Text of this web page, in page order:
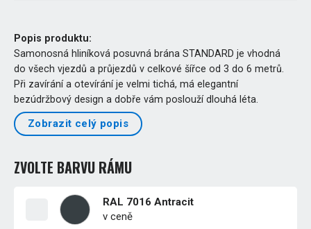
Popis produktu:
Samonosná hliníková posuvná brána STANDARD je vhodná
do všech vjezdů a průjezdů v celkové šířce od 3 do 6 metrů.
Při zavírání a otevírání je velmi tichá, má elegantní
bezúdržbový design a dobře vám poslouží dlouhá léta.
Zobrazit celý popis
ZVOLTE BARVU RÁMU
RAL 7016 Antracit
v ceně